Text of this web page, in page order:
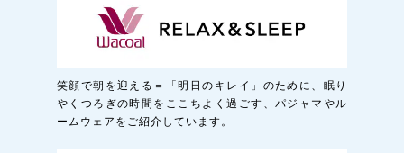
笑顔で朝を迎える＝「明日のキレイ」のために、眠り
やくつろぎの時間をここちよく過ごす、パジャマやル
ームウェアをご紹介しています。